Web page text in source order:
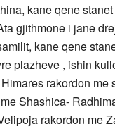
kane qene
gjithmone i jane
kane qene
plazheve , ishin
rakordon
Shashica-
rakordon me